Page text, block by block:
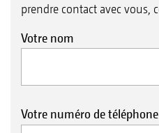
prendre contact avec vous,
Votre nom
Votre numéro de téléphone